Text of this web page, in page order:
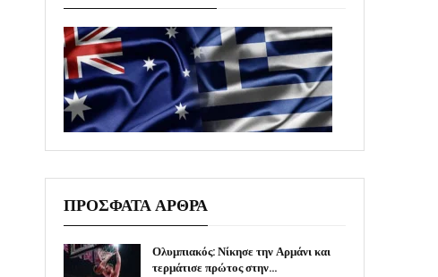
ΠΡΟΣΦΑΤΑ ΑΡΘΡΑ
Ολυμπιακός: Νίκησε την Αρμάνι και
τερμάτισε πρώτος στην…